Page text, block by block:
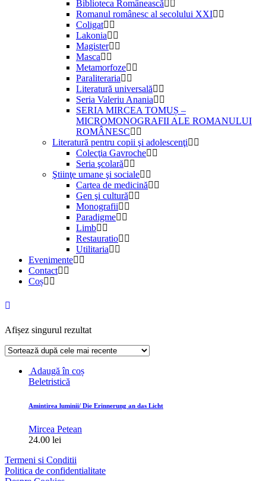
Biblioteca Românească
Romanul românesc al secolului XXI
Coligat
Lakonia
Magister
Masca
Metamorfoze
Paraliteraria
Literatură universală
Seria Valeriu Anania
SERIA MIRCEA TOMUȘ –
MICROMONOGRAFII ALE ROMANULUI
ROMÂNESC
Literatură pentru copii şi adolescenţi
Colecţia Gavroche
Seria şcolară
Ştiinţe umane şi sociale
Cartea de medicină
Gen şi cultură
Monografii
Paradigme
Limb
Restauratio
Utilitaria
Evenimente
Contact
Coș
Afișez singurul rezultat
Adaugă în coș
Beletristică
Amintirea luminii/ Die Erinnerung an das Licht
Mircea Petean
24.00 lei
Termeni si Conditii
Politica de confidentialitate